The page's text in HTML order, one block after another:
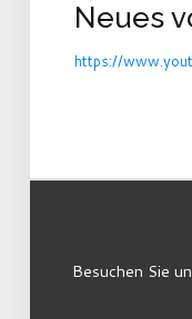
Neues
https://
Besuchen Sie